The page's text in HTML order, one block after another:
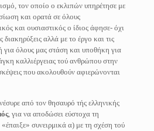
τον οποίο ο εκλιπών υπηρέτησε με
και ορατά σε όλους
και ουσιαστικός ο ίδιος άφησε- όχι
αλλά με το έργο και τις
για όλους μας στάση και υποθήκη για
καλλιέργειας τού ανθρώπου στην
που ακολουθούν αφιερώνονται
από τον θησαυρό τής ελληνικής
, για να αποδώσει εύστοχα τη
συνειρμικά α) με τη σχέση τού